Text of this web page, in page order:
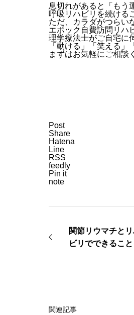
息切れがあると「もう
呼吸リハビリを続ける
ただ、カラダがつらい
エポック自費訪問リハ
理学療法士がご自宅に
「動ける」「笑える」
まずはお気軽にご相談
Post
Share
Hatena
Line
RSS
feedly
Pin it
note
関節リウマチと
ビリでできること
関連記事